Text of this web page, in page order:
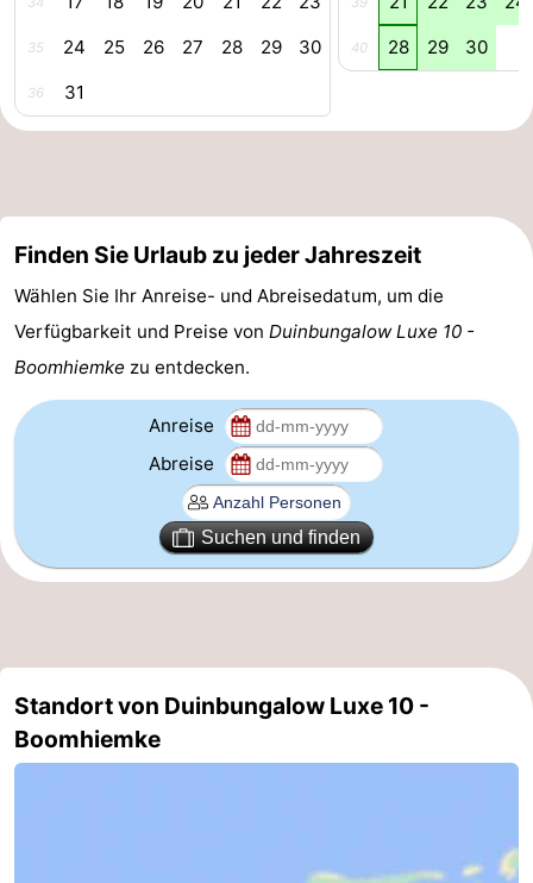
Friesland
Schiermonnikoog
-
Terschelling
-
Vlieland
-
Texel
Wetter
35 24 25 26 27 28 29 30
36 31
40 28 29 30
Finden Sie Urlaub zu jeder Jahreszeit
Wählen Sie Ihr Anreise- und Abreisedatum, um die
Verfügbarkeit und Preise von Duinbungalow Luxe 10 -
Boomhiemke zu entdecken.
Anreise
Abreise
Suchen und finden
Standort von Duinbungalow Luxe 10 -
Boomhiemke